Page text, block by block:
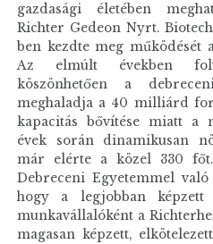
gazdasági életében
Richter Gedeon Nyrt.
ben kezdte meg
Az elmúlt években
köszönhetően a
meghaladja a 40 milliárd
kapacitás bővítése miatt a
évek során dinamikusan
már elérte a közel 330
Debreceni Egyetemmel
hogy a legjobban képzett
munkavállalóként a
magasan képzett,